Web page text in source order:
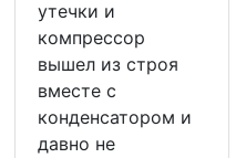
утечки и
компрессор
вышел из строя
вместе с
конденсатором и
давно не